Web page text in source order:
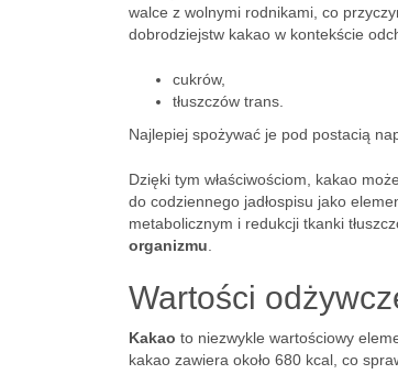
walce z wolnymi rodnikami, co
dobrodziejstw kakao w kontekście
cukrów,
tłuszczów trans.
Najlepiej spożywać je pod postacią
Dzięki tym właściwościom, kakao
do codziennego jadłospisu jako
metabolicznym i redukcji tkanki
organizmu
Wartości
Kakao to niezwykle wartościowy
kakao zawiera około 680 kcal, co